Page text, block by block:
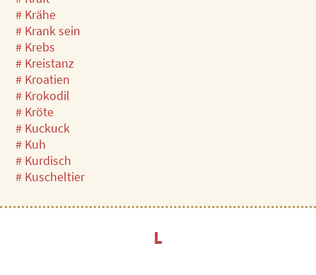
# Krähe
# Krank sein
# Krebs
# Kreistanz
# Kroatien
# Krokodil
# Kröte
# Kuckuck
# Kuh
# Kurdisch
# Kuscheltier
L